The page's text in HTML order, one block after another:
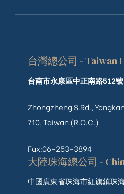
台灣總公司 - Taiwan
台南市永康區中正南路512號
Zhongzheng S.Rd.,
710, Taiwan (R.O.C.)
Fax:06-253-3894
大陸珠海總公司 -
中國廣東省珠海市紅旗鎮珠